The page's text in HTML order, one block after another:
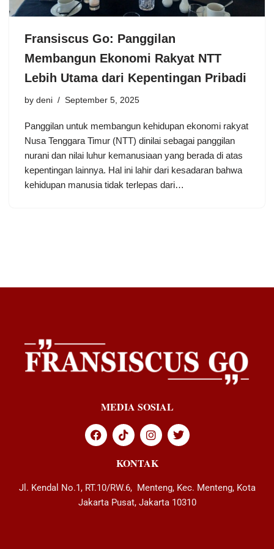
Fransiscus Go: Panggilan
Membangun Ekonomi Rakyat NTT
Lebih Utama dari Kepentingan Pribadi
by deni September 5, 2025
Panggilan untuk membangun kehidupan ekonomi rakyat
Nusa Tenggara Timur (NTT) dinilai sebagai panggilan
nurani dan nilai luhur kemanusiaan yang berada di atas
kepentingan lainnya. Hal ini lahir dari kesadaran bahwa
kehidupan manusia tidak terlepas dari…
MEDIA SOSIAL
KONTAK
Jl. Kendal No.1, RT.10/RW.6, Menteng, Kec. Menteng, Kota
Jakarta Pusat, Jakarta 10310